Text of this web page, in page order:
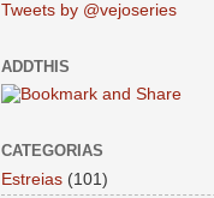
Tweets by @vejoseries
ADDTHIS
CATEGORIAS
Estreias (101)